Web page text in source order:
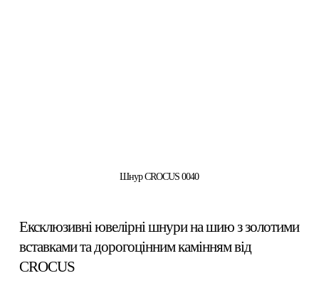
Шнур CROCUS 0040
Ексклюзивні ювелірні шнури на шию з золотими
вставками та дорогоцінним камінням від
CROCUS